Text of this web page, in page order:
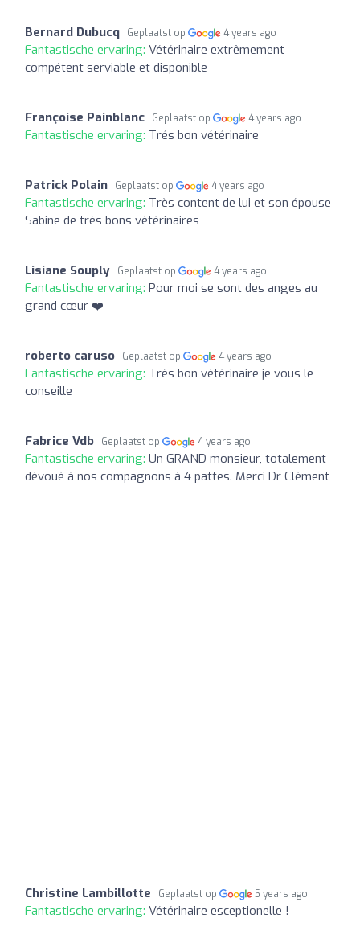
Bernard Dubucq Geplaatst op 4 years ago
Fantastische ervaring: Vétérinaire extrêmement
compétent serviable et disponible
Françoise Painblanc Geplaatst op 4 years ago
Fantastische ervaring: Trés bon vétérinaire
Patrick Polain Geplaatst op 4 years ago
Fantastische ervaring: Très content de lui et son épouse
Sabine de très bons vétérinaires
Lisiane Souply Geplaatst op 4 years ago
Fantastische ervaring: Pour moi se sont des anges au
grand cœur ❤️
roberto caruso Geplaatst op 4 years ago
Fantastische ervaring: Très bon vétérinaire je vous le
conseille
Fabrice Vdb Geplaatst op 4 years ago
Fantastische ervaring: Un GRAND monsieur, totalement
dévoué à nos compagnons à 4 pattes. Merci Dr Clément
Christine Lambillotte Geplaatst op 5 years ago
Fantastische ervaring: Vétérinaire esceptionelle !